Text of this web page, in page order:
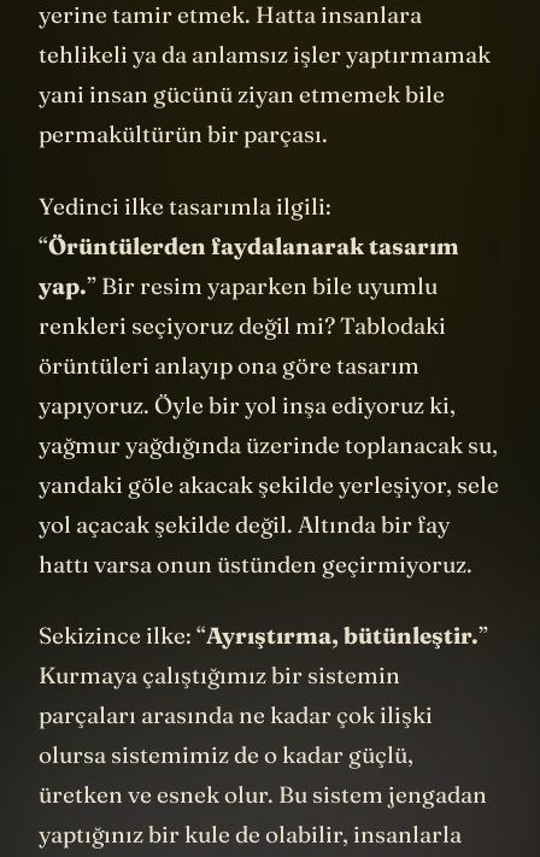
sağlar. Bozulan eşyaları hemen çöpe atmak
yerine tamir etmek. Hatta insanlara
tehlikeli ya da anlamsız işler yaptırmamak
yani insan gücünü ziyan etmemek bile
Yedinci ilke tasarımla ilgili:
“Örüntülerden faydalanarak tasarım
yap.” Bir resim yaparken bile uyumlu
renkleri seçiyoruz değil mi? Tablodaki
örüntüleri anlayıp ona göre tasarım
yapıyoruz. Öyle bir yol inşa ediyoruz ki,
yağmur yağdığında üzerinde toplanacak su,
yandaki göle akacak şekilde yerleşiyor, sele
yol açacak şekilde değil. Altında bir fay
Sekizince ilke: “Ayrıştırma, bütünleştir.
Kurmaya çalıştığımız bir sistemin
parçaları arasında ne kadar çok ilişki
olursa sistemimiz de o kadar güçlü,
üretken ve esnek olur. Bu sistem jengadan